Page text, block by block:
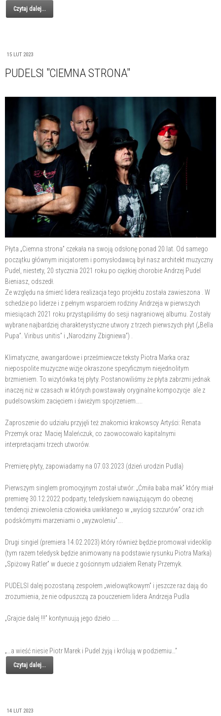
Czytaj dalej...
15 LUT 2023
PUDELSI "CIEMNA STRONA"
Płyta „Ciemna strona” czekała na swoją odsłonę ponad 20 lat. Od samego
początku głównym inicjatorem i pomysłodawcą był nasz architekt muzyczny
Pudel, niestety, 20 stycznia 2021 roku po ciężkiej chorobie Andrzej Pudel
Bieniasz, odszedł.
Ze względu na śmierć lidera realizacja tego projektu została zawieszona . W
schedzie po liderze i z pełnym wsparciem rodziny Andrzeja w pierwszych
miesiącach 2021 roku przystąpiliśmy do sesji nagraniowej albumu. Zostały
wybrane najbardziej charakterystyczne utwory z trzech pierwszych płyt („Bella
Pupa”. Viribus unitis” i „Narodziny Zbigniewa”) .
Klimatyczne, awangardowe i prześmiewcze teksty Piotra Marka oraz
niepospolite muzyczne wizje okraszone specyficznym niejednolitym
brzmieniem. To wizytówka tej płyty. Postanowiliśmy że płyta zabrzmi jednak
inaczej niż w czasach w których powstawały oryginalne kompozycje ale z
pudelsowskim zacięciem i świeżym spojrzeniem…..
Zaproszenie do udziału przyjęli też znakomici krakowscy Artyści: Renata
Przemyk oraz Maciej Maleńczuk, co zaowocowało kapitalnymi
interpretacjami trzech utworów.
Premierę płyty, zapowiadamy na 07.03.2023 (dzień urodzin Pudla)
Pierwszym singlem promocyjnym został utwór: „Ćmiła baba mak” który miał
premierę 30.12.2022 podparty, teledyskiem nawiązującym do obecnej
tendencji zniewolenia człowieka uwikłanego w „wyścig szczurów” oraz ich
podskórnymi marzeniami o „wyzwoleniu”….
Drugi singiel (premiera 14.02.2023) który również będzie promował videoklip
(tym razem teledysk będzie animowany na podstawie rysunku Piotra Marka)
„Spiżowy Ratler” w duecie z gościnnym udziałem Renaty Przemyk.
PUDELSI dalej pozostaną zespołem „wielowątkowym” i jeszcze raz dają do
zrozumienia, że nie odpuszczą za pouczeniem lidera Andrzeja Pudla
„Grajcie dalej !!!” kontynuują jego dzieło …..
„…a wieść niesie Piotr Marek i Pudel żyją i królują w podziemiu…”
Czytaj dalej...
14 LUT 2023